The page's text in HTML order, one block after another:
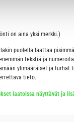
on aina yksi merkki.)
puolella laattaa
tekstiä ja
ylimääräiset ja turhat
tieto.
laatoissa näyttävät ja